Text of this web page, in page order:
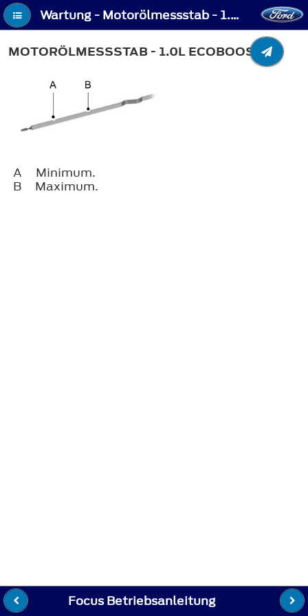
Wartung - Motorölmessstab - 1.0L EcoBoost™
MOTORÖLMESSSTAB - 1.0L ECOBOOST™
A
Minimum.
B
Maximum.
Focus Betriebsanleitung